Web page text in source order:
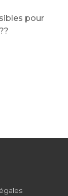
pour